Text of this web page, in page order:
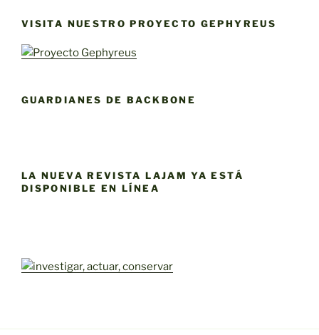
VISITA NUESTRO PROYECTO GEPHYREUS
GUARDIANES DE BACKBONE
LA NUEVA REVISTA LAJAM YA ESTÁ
DISPONIBLE EN LÍNEA